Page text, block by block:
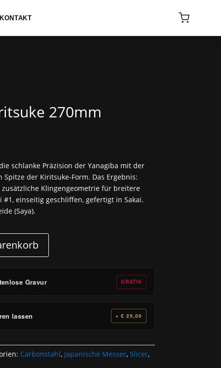
KONTAKT
270mm
schlanke Präzision der Yanagiba mit der
der Kiritsuke-Form. Das Ergebnis:
Klingengeometrie für breitere
#1, einseitig geschliffen, gefertigt in Sakai.
(Saya).
Gravur GRATIS
lassen + € 25,00
Carbonstahl, Japanische Messer, Slicer,